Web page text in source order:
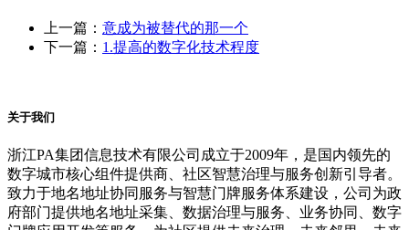
上一篇： 意成为被替代的那一个
下一篇： 1.提高的数字化技术程度
关于我们
浙江PA集团信息技术有限公司成立于2009年，是国内领先的
数字城市核心组件提供商、社区智慧治理与服务创新引导者。
致力于地名地址协同服务与智慧门牌服务体系建设，公司为政
府部门提供地名地址采集、数据治理与服务、业务协同、数字